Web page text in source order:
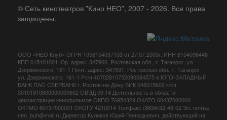
© Сеть кинотеатров ”Кино НЕО”, 2007 - 2026. Все права
защищены.
ООО «НЕО Клуб» ОГРН 1056154037103 от 27.07.2005г. ИНН 6154096448
КПП 615401001 Юр. адрес: 347900, Ростовская обл., г. Таганрог, ул.
Дзержинского, 161-1 Почт. адрес: 347931, Ростовская обл., г. Таганрог,
ул. Дзержинского, 161-1 Р/сч 40702810752090084575 в ЮГО-ЗАПАДНЫЙ
БАНК ПАО СБЕРБАНК г. Ростов-на-Дону БИК 046015602 к/сч
30101810600000000602 ОВЭД 59.14 Деятельность в области
демонстрации кинофильмов ОКПО 76954328 ОКАТО 60437000000
ОКТМО 60737000001 ОКОГУ 4210014 Тел/факс (8634)32-46-02 Эл. почта:
neo_buh@mail.ru Директор Куликов Юрий Геннадьевич, действующий на